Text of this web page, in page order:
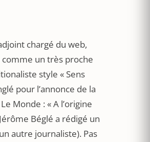
chargé du web,
un très proche
style « Sens
pour l’annonce de la
Monde : « A l’origine
Béglé a rédigé un
autre journaliste). Pas